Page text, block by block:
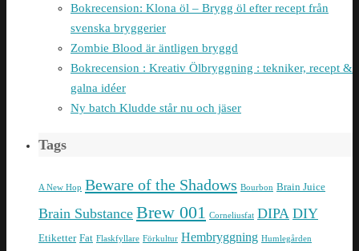
Bokrecension: Klona öl – Brygg öl efter recept från
svenska bryggerier
Zombie Blood är äntligen bryggd
Bokrecension : Kreativ Ölbryggning : tekniker, recept &
galna idéer
Ny batch Kludde står nu och jäser
Tags
A New Hop Beware of the Shadows Bourbon Brain Juice
Brain Substance Brew 001 Corneliusfat DIPA DIY
Etiketter Fat Flaskfyllare Förkultur Hembryggning Humlegården